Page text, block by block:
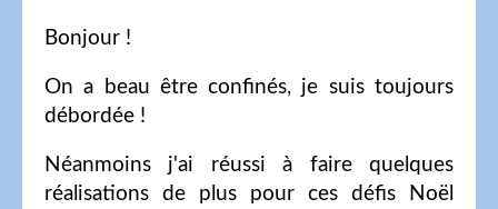
Bonjour !
On a beau être confinés, je suis toujours
débordée !
Néanmoins j'ai réussi à faire quelques
réalisations de plus pour ces défis Noël